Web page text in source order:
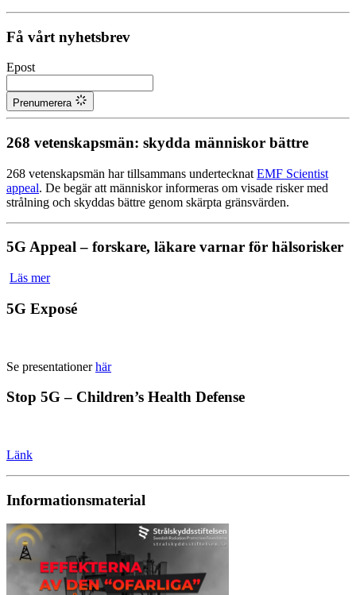
Få vårt nyhetsbrev
Epost
Prenumerera
268 vetenskapsmän: skydda människor bättre
268 vetenskapsmän har tillsammans undertecknat EMF Scientist
appeal. De begär att människor informeras om visade risker med
strålning och skyddas bättre genom skärpta gränsvärden.
5G Appeal – forskare, läkare varnar för hälsorisker
Läs mer
5G Exposé
Se presentationerhär
Stop 5G – Children’s Health Defense
Länk
Informationsmaterial